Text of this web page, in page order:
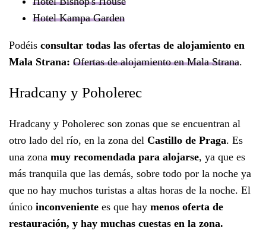
Hotel Kampa Garden
Podéis consultar todas las ofertas de alojamiento en
Mala Strana: Ofertas de alojamiento en Mala Strana.
Hradcany y Poholerec
Hradcany y Poholerec son zonas que se encuentran al
otro lado del río, en la zona del Castillo de Praga. Es
una zona muy recomendada para alojarse, ya que es
más tranquila que las demás, sobre todo por la noche ya
que no hay muchos turistas a altas horas de la noche. El
único inconveniente es que hay menos oferta de
restauración, y hay muchas cuestas en la zona.